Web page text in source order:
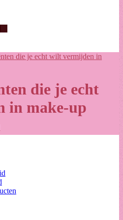
die je echt wilt vermijden in
die je echt
in make-up